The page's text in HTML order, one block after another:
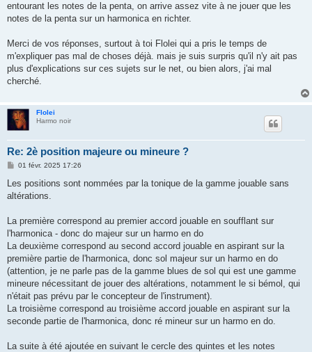
entourant les notes de la penta, on arrive assez vite à ne jouer que les
notes de la penta sur un harmonica en richter.
Merci de vos réponses, surtout à toi Flolei qui a pris le temps de
m'expliquer pas mal de choses déjà. mais je suis surpris qu'il n'y ait pas
plus d'explications sur ces sujets sur le net, ou bien alors, j'ai mal
cherché.
Flolei
Harmo noir
Re: 2è position majeure ou mineure ?
M
s
a
01 févr. 2025 17:26
Les positions sont nommées par la tonique de la gamme jouable sans
altérations.
La première correspond au premier accord jouable en soufflant sur
l'harmonica - donc do majeur sur un harmo en do
La deuxième correspond au second accord jouable en aspirant sur la
première partie de l'harmonica, donc sol majeur sur un harmo en do
(attention, je ne parle pas de la gamme blues de sol qui est une gamme
mineure nécessitant de jouer des altérations, notamment le si bémol, qui
n'était pas prévu par le concepteur de l'instrument).
La troisième correspond au troisième accord jouable en aspirant sur la
seconde partie de l'harmonica, donc ré mineur sur un harmo en do.
La suite à été ajoutée en suivant le cercle des quintes et les notes